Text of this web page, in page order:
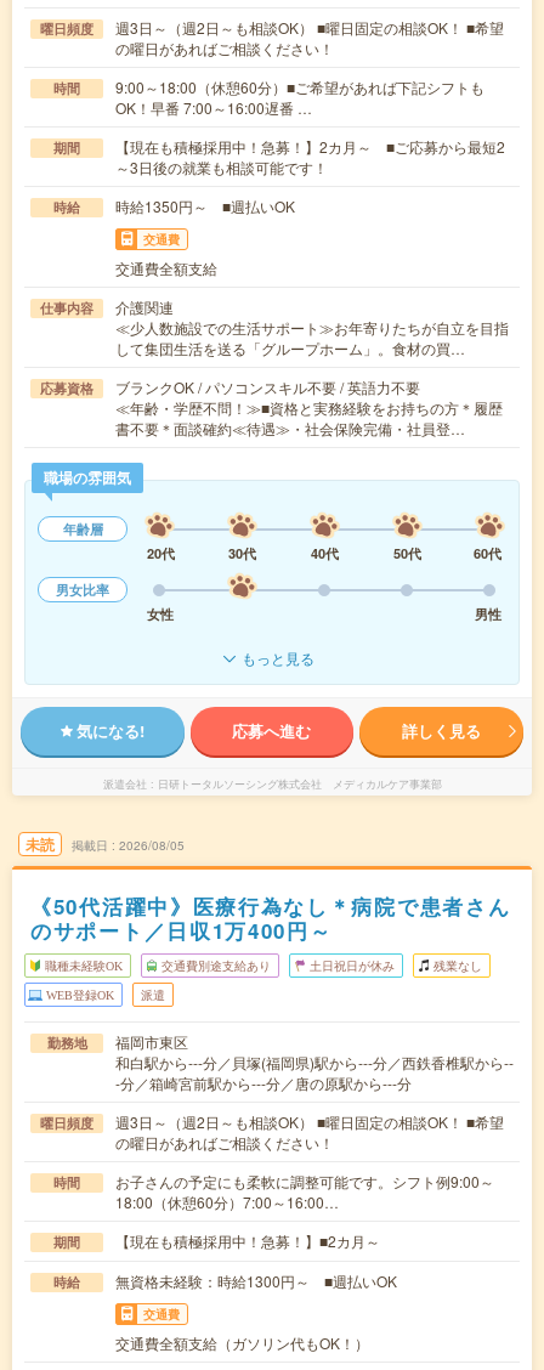
曜日頻度
週3日～（週2日～も相談OK） ■曜日固定の相談OK！ ■希望
の曜日があればご相談ください！
時間
9:00～18:00（休憩60分）■ご希望があれば下記シフトも
OK！早番 7:00～16:00遅番 …
期間
【現在も積極採用中！急募！】2カ月～ ■ご応募から最短2
～3日後の就業も相談可能です！
時給 時給1350円～ ■週払いOK
交通費
交通費全額支給
仕事内容
介護関連
≪少人数施設での生活サポート≫お年寄りたちが自立を目指
して集団生活を送る「グループホーム」。食材の買…
応募資格
ブランクOK / パソコンスキル不要 / 英語力不要
≪年齢・学歴不問！≫■資格と実務経験をお持ちの方＊履歴
書不要＊面談確約≪待遇≫・社会保険完備・社員登…
職場の雰囲気
年齢層
20代
30代 40代 50代
60代
男女比率
女性
男性
もっと見る
気になる! 応募へ進む 詳しく見る
派遣会社 日研トータルソーシング株式会社 メディカルケア事業部
未読 掲載日 2026/08/05
《50代活躍中》医療行為なし＊病院で患者さん
のサポート／日収1万400円～
職種未経験OK 交通費別途支給あり 土日祝日が休み 残業なし
WEB登録OK 派遣
勤務地
福岡市東区
和白駅から---分／貝塚(福岡県)駅から---分／西鉄香椎駅から--
-分／箱崎宮前駅から---分／唐の原駅から---分
曜日頻度
週3日～（週2日～も相談OK） ■曜日固定の相談OK！ ■希望
の曜日があればご相談ください！
時間
お子さんの予定にも柔軟に調整可能です。シフト例9:00～
18:00（休憩60分）7:00～16:00…
期間 【現在も積極採用中！急募！】■2カ月～
時給 無資格未経験：時給1300円～ ■週払いOK
交通費
交通費全額支給（ガソリン代もOK！）